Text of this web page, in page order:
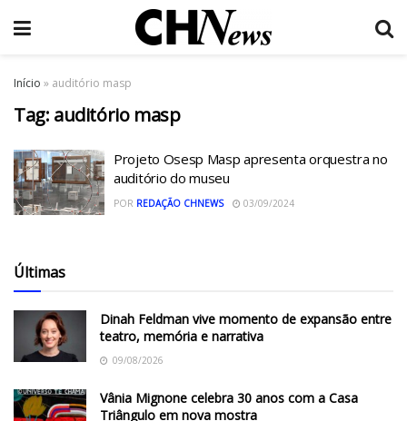
Início » auditório masp
Tag: auditório masp
Projeto Osesp Masp apresenta orquestra no
auditório do museu
POR REDAÇÃO CHNEWS 03/09/2024
Últimas
Dinah Feldman vive momento de expansão entre
teatro, memória e narrativa
09/08/2026
Vânia Mignone celebra 30 anos com a Casa
Triângulo em nova mostra